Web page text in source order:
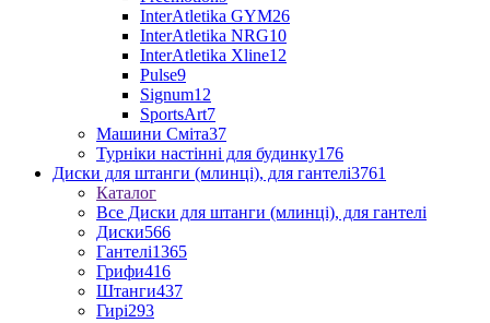
InterAtletika GYM26
InterAtletika NRG10
InterAtletika Xline12
Pulse9
Signum12
SportsArt7
Машини Сміта37
Турніки настінні для будинку176
Диски для штанги (млинці), для гантелі3761
Каталог
Все Диски для штанги (млинці), для гантелі
Диски566
Гантелі1365
Грифи416
Штанги437
Гирі293